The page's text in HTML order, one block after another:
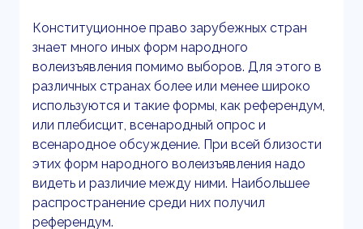
Конституционное право зарубежных стран
знает много иных форм народного
волеизъявления помимо выборов. Для этого в
различных странах более или менее широко
используются и такие формы, как референдум,
или плебисцит, всенародный опрос и
всенародное обсуждение. При всей близости
этих форм народного волеизъявления надо
видеть и различие между ними. Наибольшее
распространение среди них получил
референдум.